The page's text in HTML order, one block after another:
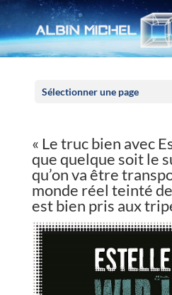
Sélectionner une page
« Le truc bien avec
que quelque soit le
qu’on va être
monde réel teinté
est bien pris aux
Panneau de gestion des cookies